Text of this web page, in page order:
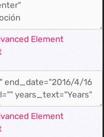
Element
Element